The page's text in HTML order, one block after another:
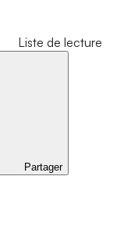
Liste de lecture
Partager